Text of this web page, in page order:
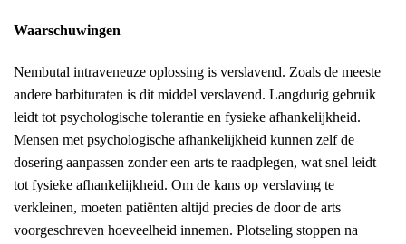
Waarschuwingen
Nembutal intraveneuze oplossing is verslavend. Zoals de meeste
andere barbituraten is dit middel verslavend. Langdurig gebruik
leidt tot psychologische tolerantie en fysieke afhankelijkheid.
Mensen met psychologische afhankelijkheid kunnen zelf de
dosering aanpassen zonder een arts te raadplegen, wat snel leidt
tot fysieke afhankelijkheid. Om de kans op verslaving te
verkleinen, moeten patiënten altijd precies de door de arts
voorgeschreven hoeveelheid innemen. Plotseling stoppen na